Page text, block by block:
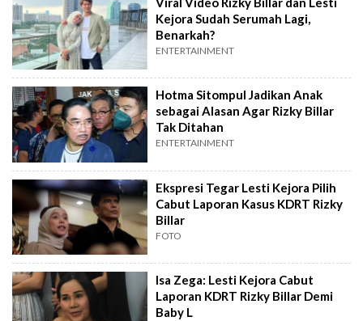
Kejora Sudah Serumah Lagi,
Benarkah?
ENTERTAINMENT
Hotma Sitompul Jadikan Anak
sebagai Alasan Agar Rizky Billar
Tak Ditahan
ENTERTAINMENT
Ekspresi Tegar Lesti Kejora Pilih
Cabut Laporan Kasus KDRT Rizky
Billar
FOTO
Isa Zega: Lesti Kejora Cabut
Laporan KDRT Rizky Billar Demi
Baby L